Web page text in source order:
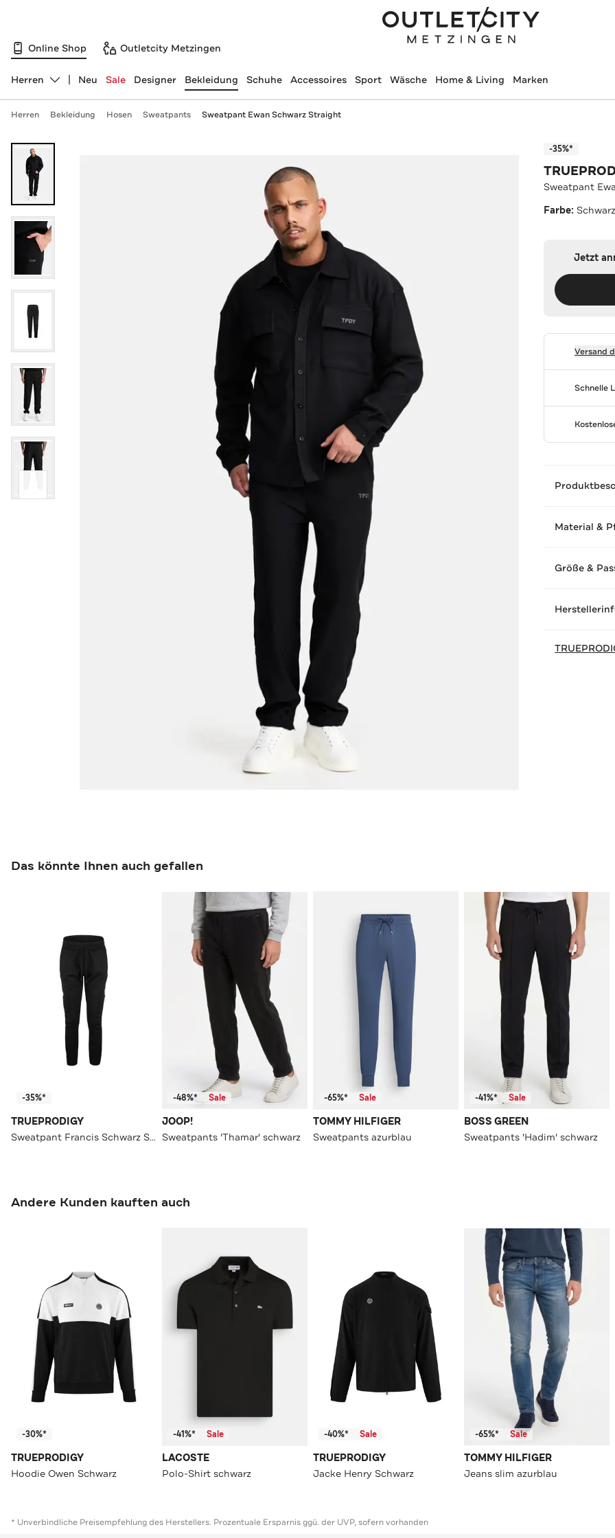
Online Shop Outletcity Metzingen
Abteilung ändern, ausgewählt:
Herren Neu Sale Designer Bekleidung Schuhe Accessoires Sport Wäsche Home & Living Marken
Herren Bekleidung Hosen Sweatpants Sweatpant Ewan Schwarz Straight
-35%*
Sweatpant
Farbe:
Jetzt
Versand
Schnelle
Material &
Größe &
Das könnte Ihnen auch gefallen
-35%*
TRUEPRODIGY
Sweatpant Francis Schwarz Straight
-48%* Sale
JOOP!
Sweatpants 'Thamar' schwarz
-65%* Sale
TOMMY HILFIGER
Sweatpants azurblau
-41%* Sale
BOSS GREEN
Sweatpants 'Hadim' schwarz
Andere Kunden kauften auch
-30%*
TRUEPRODIGY
Hoodie Owen Schwarz
-41%* Sale
LACOSTE
Polo-Shirt schwarz
-40%* Sale
TRUEPRODIGY
Jacke Henry Schwarz
-65%* Sale
TOMMY HILFIGER
Jeans slim azurblau
* Unverbindliche Preisempfehlung des Herstellers. Prozentuale Ersparnis ggü. der UVP, sofern vorhanden